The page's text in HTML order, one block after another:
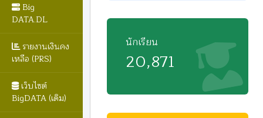
Big
DATA.DL
รายงานเงินคง
เหลือ (PRS)
เว็บไซต์
BigDATA (เดิม)
นักเรียน
20,871